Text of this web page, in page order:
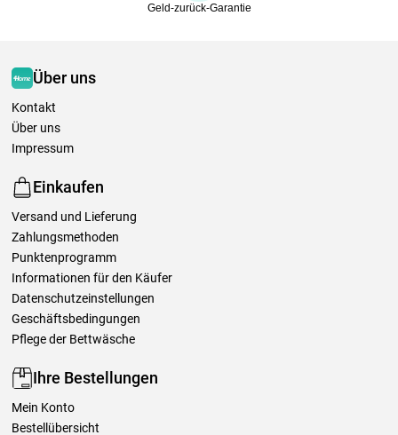
Geld-zurück-Garantie
Über uns
Kontakt
Über uns
Impressum
Einkaufen
Versand und Lieferung
Zahlungsmethoden
Punktenprogramm
Informationen für den Käufer
Datenschutzeinstellungen
Geschäftsbedingungen
Pflege der Bettwäsche
Ihre Bestellungen
Mein Konto
Bestellübersicht